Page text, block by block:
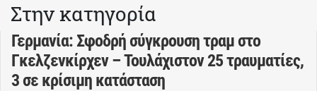
Στην κατηγορία
Γερμανία: Σφοδρή σύγκρουση τραμ στο
Γκελζενκίρχεν – Τουλάχιστον 25 τραυματίες,
3 σε κρίσιμη κατάσταση